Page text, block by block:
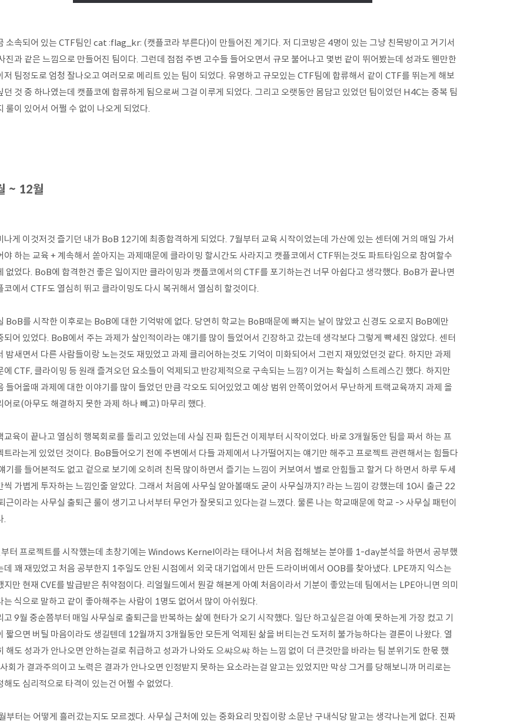
소속되어 있는 CTF팀인 cat :flag_kr: (캣플코라 부른다)이 만들어진 계기다. 저 디코방은 4명이 있는 그냥 친목방이고 거기서
진과 같은 느낌으로 만들어진 팀이다. 그런데 점점 주변 고수들 들어오면서 규모 불어나고 몇번 같이 뛰어봤는데 성과도 웬만한
저 팀정도로 엄청 잘나오고 여러모로 메리트 있는 팀이 되었다. 유명하고 규모있는 CTF팀에 합류해서 같이 CTF를 뛰는게 해보
던 것 중 하나였는데 캣플코에 합류하게 됨으로써 그걸 이루게 되었다. 그리고 오랫동안 몸담고 있었던 팀이었던 H4C는 중복 팀
룰이 있어서 어쩔 수 없이 나오게 되었다.
~ 12월
나게 이것저것 즐기던 내가 BoB 12기에 최종합격하게 되었다. 7월부터 교육 시작이었는데 가산에 있는 센터에 거의 매일 가서
야 하는 교육 + 계속해서 쏟아지는 과제때문에 클라이밍 할시간도 사라지고 캣플코에서 CTF뛰는것도 파트타임으로 참여할수
없었다. BoB에 합격한건 좋은 일이지만 클라이밍과 캣플코에서의 CTF를 포기하는건 너무 아쉽다고 생각했다. BoB가 끝나면
코에서 CTF도 열심히 뛰고 클라이밍도 다시 복귀해서 열심히 할것이다.
BoB를 시작한 이후로는 BoB에 대한 기억밖에 없다. 당연히 학교는 BoB때문에 빠지는 날이 많았고 신경도 오로지 BoB에만
되어 있었다. BoB에서 주는 과제가 살인적이라는 얘기를 많이 들었어서 긴장하고 갔는데 생각보다 그렇게 빡세진 않았다. 센터
밤새면서 다른 사람들이랑 노는것도 재밌었고 과제 클리어하는것도 기억이 미화되어서 그런지 재밌었던것 같다. 하지만 과제
에 CTF, 클라이밍 등 원래 즐겨오던 요소들이 억제되고 반강제적으로 구속되는 느낌? 이거는 확실히 스트레스긴 했다. 하지만
들어올때 과제에 대한 이야기를 많이 들었던 만큼 각오도 되어있었고 예상 범위 안쪽이었어서 무난하게 트랙교육까지 과제 올
어로(아무도 해결하지 못한 과제 하나 빼고) 마무리 했다.
교육이 끝나고 열심히 행복회로를 돌리고 있었는데 사실 진짜 힘든건 이제부터 시작이었다. 바로 3개월동안 팀을 짜서 하는 프
트라는게 있었던 것이다. BoB들어오기 전에 주변에서 다들 과제에서 나가떨어지는 얘기만 해주고 프로젝트 관련해서는 힘들다
기를 들어본적도 없고 겉으로 보기에 오히려 친목 많이하면서 즐기는 느낌이 커보여서 별로 안힘들고 할거 다 하면서 하루 두세
씩 가볍게 투자하는 느낌인줄 알았다. 그래서 처음에 사무실 알아볼때도 굳이 사무실까지? 라는 느낌이 강했는데 10시 출근 22
근이라는 사무실 출퇴근 룰이 생기고 나서부터 무언가 잘못되고 있다는걸 느꼈다. 물론 나는 학교때문에 학교 -> 사무실 패턴이
.
터 프로젝트를 시작했는데 초창기에는 Windows Kernel이라는 태어나서 처음 접해보는 분야를 1-day분석을 하면서 공부했
데 꽤 재밌었고 처음 공부한지 1주일도 안된 시점에서 외국 대기업에서 만든 드라이버에서 OOB를 찾아냈다. LPE까지 익스는
지만 현재 CVE를 발급받은 취약점이다. 리얼월드에서 뭔갈 해본게 아예 처음이라서 기분이 좋았는데 팀에서는 LPE아니면 의미
는 식으로 말하고 같이 좋아해주는 사람이 1명도 없어서 많이 아쉬웠다.
고 9월 중순쯤부터 매일 사무실로 출퇴근을 반복하는 삶에 현타가 오기 시작했다. 일단 하고싶은걸 아예 못하는게 가장 컸고 기
짧으면 버틸 마음이라도 생길텐데 12월까지 3개월동안 모든게 억제된 삶을 버티는건 도저히 불가능하다는 결론이 나왔다. 열
해도 성과가 안나오면 안하는걸로 취급하고 성과가 나와도 으쌰으쌰 하는 느낌 없이 더 큰것만을 바라는 팀 분위기도 한몫 했
회가 결과주의이고 노력은 결과가 안나오면 인정받지 못하는 요소라는걸 알고는 있었지만 막상 그거를 당해보니까 머리로는
해도 심리적으로 타격이 있는건 어쩔 수 없었다.
부터는 어떻게 흘러갔는지도 모르겠다. 사무실 근처에 있는 중화요리 맛집이랑 소문난 구내식당 말고는 생각나는게 없다. 진짜